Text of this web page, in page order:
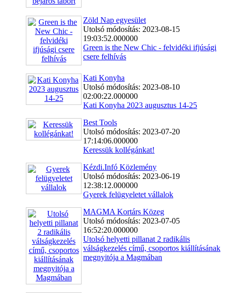
Zöld Nap egyesület
Utolsó módosítás: 2023-08-15
19:03:52.000000
Green is the New Chic - felvidéki ifjúsági
csere felhívás
Kati Konyha
Utolsó módosítás: 2023-08-10
02:00:22.000000
Kati Konyha 2023 augusztus 14-25
Best Tools
Utolsó módosítás: 2023-07-20
17:14:06.000000
Keressük kollégánkat!
Kézdi.Infó Közlemény
Utolsó módosítás: 2023-06-19
12:38:12.000000
Gyerek felügyeletet vállalok
MAGMA Kortárs Közeg
Utolsó módosítás: 2023-07-05
16:52:20.000000
Utolsó helyetti pillanat 2 radikális
válságkezelés című, csoportos kiállításának
megnyitója a Magmában